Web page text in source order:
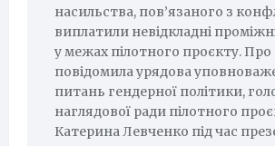
насильства, пов’язаного з
виплатили невідкладні
у межах пілотного проєкту. Про
повідомила урядова
питань гендерної політики,
наглядової ради пілотного
Катерина Левченко під час